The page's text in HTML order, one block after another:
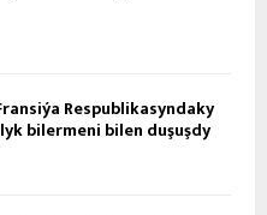
Respublikasyndaky
bilermeni bilen duşuşdy